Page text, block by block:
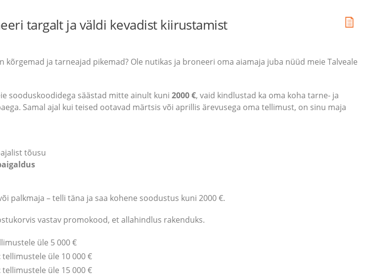
targalt ja väldi kevadist kiirustamist
ja tarneajad pikemad? Ole nutikas ja broneeri oma aiamaja juba nüüd meie Talveale
sooduskoodidega säästad mitte ainult kuni2000 €, vaid kindlustad ka oma koha tarne- ja
Samal ajal kui teised ootavad märtsis või aprillis ärevusega oma tellimust, on sinu maja
tõusu
palkmaja – telli täna ja saa kohene soodustus kuni 2000 €.
vastav promokood, et allahindlus rakenduks.
üle 5 000 €
tellimustele üle 10 000 €
tellimustele üle 15 000 €